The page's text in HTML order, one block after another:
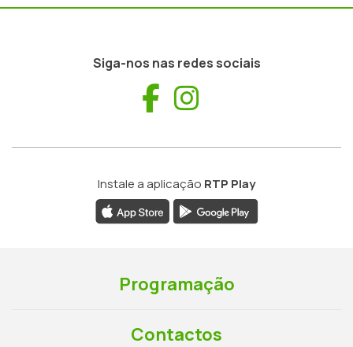
Siga-nos nas redes sociais
Facebook
Instale a aplicação RTP Play
Programação
Contactos